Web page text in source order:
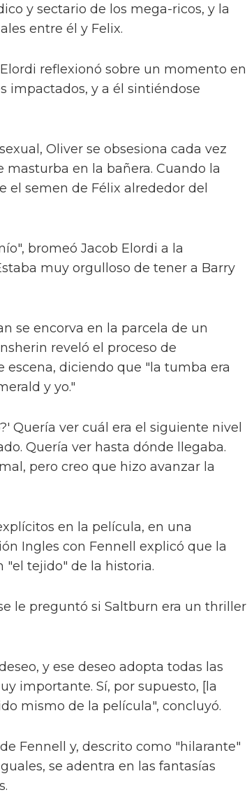
y sectario de los mega-ricos, y la
entre él y Felix.
reflexionó sobre un momento en
impactados, y a él sintiéndose
Oliver se obsesiona cada vez
masturba en la bañera. Cuando la
el semen de Félix alrededor del
bromeó Jacob Elordi a la
muy orgulloso de tener a Barry
se encorva en la parcela de un
reveló el proceso de
diciendo que "la tumba era
y yo."
Quería ver cuál era el siguiente nivel
Quería ver hasta dónde llegaba.
pero creo que hizo avanzar la
en la película, en una
Ingles con Fennell explicó que la
"el tejido" de la historia.
le preguntó si Saltburn era un thriller
y ese deseo adopta todas las
importante. Sí, por supuesto, [la
mismo de la película", concluyó.
Fennell y, descrito como "hilarante"
se adentra en las fantasías